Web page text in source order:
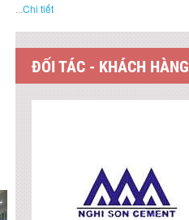
...Chi tiết
ĐỐI TÁC - KHÁCH HÀNG